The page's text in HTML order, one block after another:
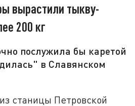
вырастили тыкву-
200 кг
послужила бы каретой
в Славянском
станицы Петровской